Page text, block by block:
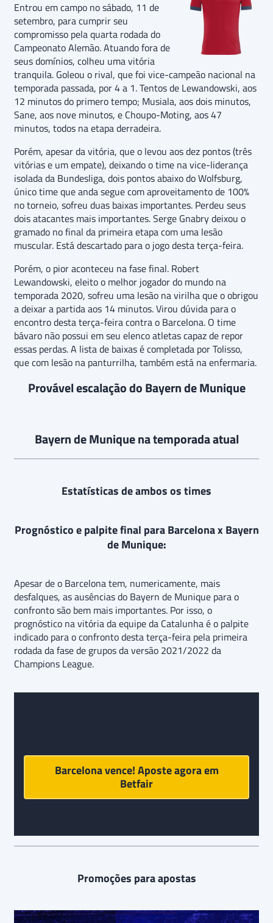
Entrou em campo no sábado, 11 de
setembro, para cumprir seu
compromisso pela quarta rodada do
Campeonato Alemão. Atuando fora de
seus domínios, colheu uma vitória
tranquila. Goleou o rival, que foi vice-campeão nacional na
temporada passada, por 4 a 1. Tentos de Lewandowski, aos
12 minutos do primero tempo; Musiala, aos dois minutos,
Sane, aos nove minutos, e Choupo-Moting, aos 47
minutos, todos na etapa derradeira.
Porém, apesar da vitória, que o levou aos dez pontos (três
vitórias e um empate), deixando o time na vice-liderança
isolada da Bundesliga, dois pontos abaixo do Wolfsburg,
único time que anda segue com aproveitamento de 100%
no torneio, sofreu duas baixas importantes. Perdeu seus
dois atacantes mais importantes. Serge Gnabry deixou o
gramado no final da primeira etapa com uma lesão
muscular. Está descartado para o jogo desta terça-feira.
Porém, o pior aconteceu na fase final. Robert
Lewandowski, eleito o melhor jogador do mundo na
temporada 2020, sofreu uma lesão na virilha que o obrigou
a deixar a partida aos 14 minutos. Virou dúvida para o
encontro desta terça-feira contra o Barcelona. O time
bávaro não possui em seu elenco atletas capaz de repor
essas perdas. A lista de baixas é completada por Tolisso,
que com lesão na panturrilha, também está na enfermaria.
Provável escalação do Bayern de Munique
Bayern de Munique na temporada atual
Estatísticas de ambos os times
Prognóstico e palpite final para Barcelona x Bayern
de Munique:
Apesar de o Barcelona tem, numericamente, mais
desfalques, as ausências do Bayern de Munique para o
confronto são bem mais importantes. Por isso, o
prognóstico na vitória da equipe da Catalunha é o palpite
indicado para o confronto desta terça-feira pela primeira
rodada da fase de grupos da versão 2021/2022 da
Champions League.
Barcelona vence! Aposte agora em
Betfair
Promoções para apostas